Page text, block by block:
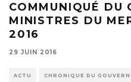
COMMUNIQUÉ DU
MINISTRES DU
2016
29 JUIN 2016
ACTU CHRONIQUE DU